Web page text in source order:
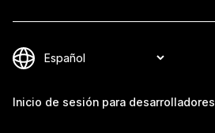
Inicio de sesión para desarrolladores